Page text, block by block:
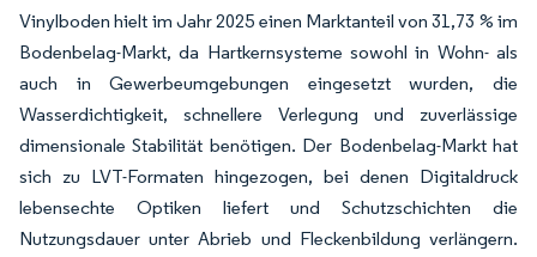
Vinylboden hielt im Jahr 2025 einen Marktanteil von 31,73 % im
Bodenbelag-Markt, da Hartkernsysteme sowohl in Wohn- als
auch in Gewerbeumgebungen eingesetzt wurden, die
Wasserdichtigkeit, schnellere Verlegung und zuverlässige
dimensionale Stabilität benötigen. Der Bodenbelag-Markt hat
sich zu LVT-Formaten hingezogen, bei denen Digitaldruck
lebensechte Optiken liefert und Schutzschichten die
Nutzungsdauer unter Abrieb und Fleckenbildung verlängern.